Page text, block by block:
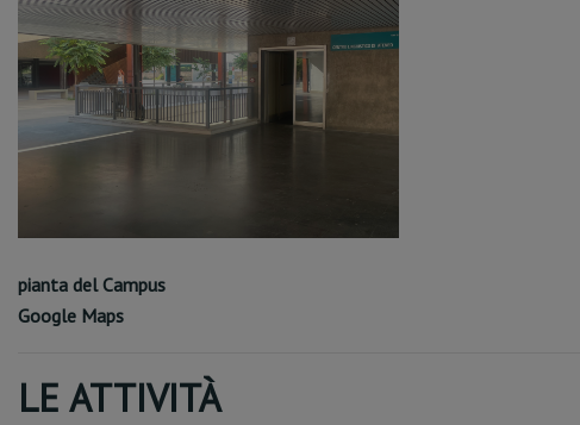
pianta del Campus
Google Maps
LE ATTIVITÀ